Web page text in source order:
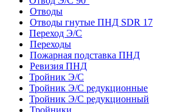
Отводы
Отводы гнутые ПНД SDR 17
Переход Э/С
Переходы
Пожарная подставка ПНД
Ревизия ПНД
Тройник Э/С
Тройник Э/С редукционные
Тройник Э/С редукционный
Тройники